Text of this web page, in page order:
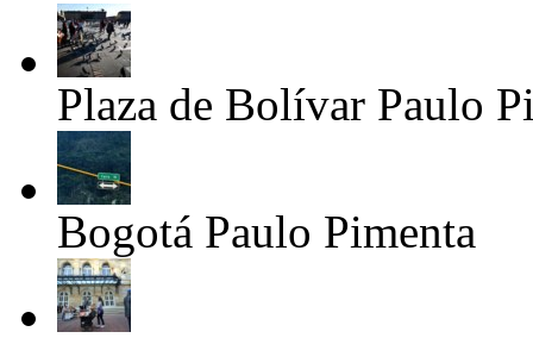
Plaza de Bolívar Paulo
Bogotá Paulo Pimenta